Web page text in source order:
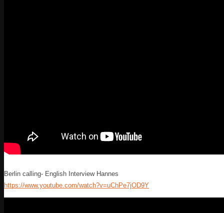
Berlin calling- English Interview Hannes
https://www.youtube.com/watch?v=uChPe7jOD9Y